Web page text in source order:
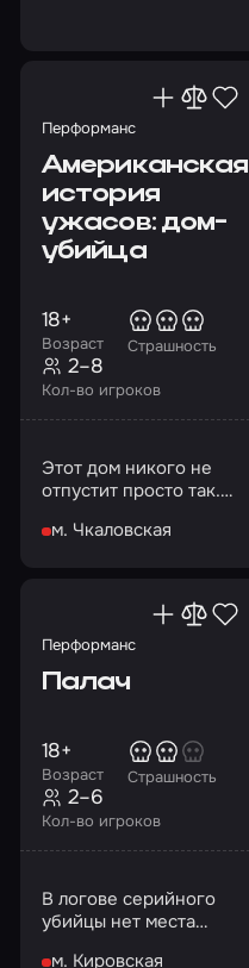
Перформанс
Американская
история
ужасов: дом-
убийца
Возраст
18+
Страшность
Кол-во игроков
2–8
Этот дом никого не
отпустит просто так.
договориться с ним?
м. Чкаловская
Перформанс
Палач
Возраст
18+
Страшность
Кол-во игроков
2–6
В логове серийного
убийцы нет места
м. Кировская